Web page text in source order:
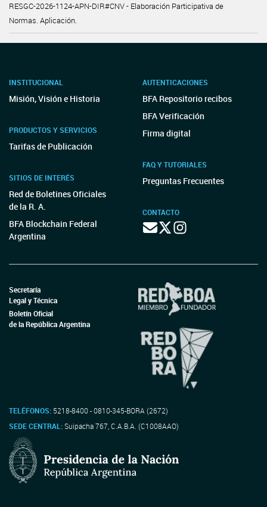
RESGC-2026-1124-APN-DIR#CNV - Elaboración Participativa de
Normas. Aplicación.
INSTITUCIONAL
Misión, Visión e Historia
PRODUCTOS Y SERVICIOS
Tarifas de Publicación
SITIOS DE INTERÉS
Red de Boletines Oficiales
de la R. A.
BFA Blockchain Federal
Argentina
AUTENTICACIONES
BFA Repositorio recibos
BFA Verificación
Firma digital
FAQ Y TUTORIALES
Preguntas Frecuentes
CONTACTO
Secretaría
Legal y Técnica
Boletín Oficial
de la República Argentina
TELÉFONOS: 5218-8400 - 0810-345-BORA (2672)
SEDE CENTRAL:Suipacha 767, C.A.B.A. (C1008AAO)